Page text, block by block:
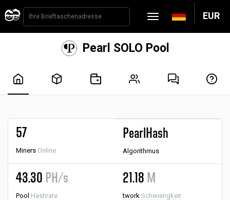
EUR
Pearl SOLO Pool
57
Miners Online
PearlHash
Algorithmus
43.30 PH/s
Pool Hashrate
21.18 M
twork Schwierigkeit